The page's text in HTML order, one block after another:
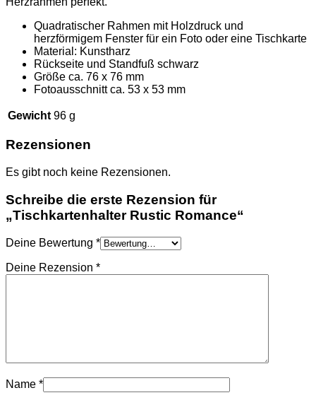
Quadratischer Rahmen mit Holzdruck und
herzförmigem Fenster für ein Foto oder eine Tischkarte
Material: Kunstharz
Rückseite und Standfuß schwarz
Größe ca. 76 x 76 mm
Fotoausschnitt ca. 53 x 53 mm
Gewicht 96 g
Rezensionen
Es gibt noch keine Rezensionen.
Schreibe die erste Rezension für
„Tischkartenhalter Rustic Romance“
Deine Bewertung *
Deine Rezension *
Name *